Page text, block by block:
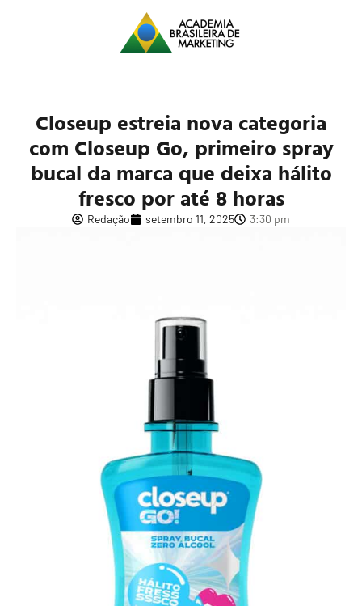
Closeup estreia nova categoria
com Closeup Go, primeiro spray
bucal da marca que deixa hálito
fresco por até 8 horas
Redação setembro 11, 2025 3:30 pm